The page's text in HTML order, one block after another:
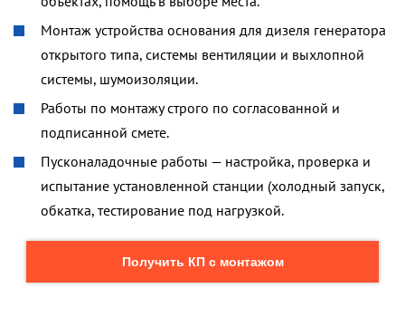
Монтаж устройства основания для дизеля генератора
открытого типа, системы вентиляции и выхлопной
системы, шумоизоляции.
Работы по монтажу строго по согласованной и
подписанной смете.
Пусконаладочные работы — настройка, проверка и
испытание установленной станции (холодный запуск,
обкатка, тестирование под нагрузкой.
Получить КП с монтажом